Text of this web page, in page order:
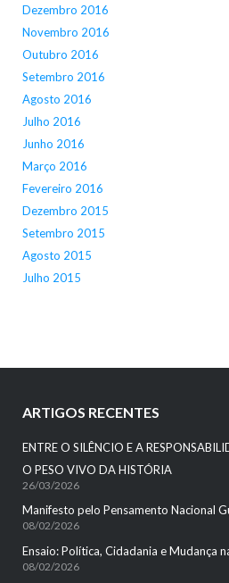
Dezembro 2016
Novembro 2016
Outubro 2016
Setembro 2016
Agosto 2016
Julho 2016
Junho 2016
Março 2016
Fevereiro 2016
Dezembro 2015
Setembro 2015
Agosto 2015
Julho 2015
ARTIGOS RECENTES
ENTRE O SILÊNCIO E A
O PESO VIVO DA HISTÓRIA
26/03/2026
Manifesto pelo Pensamento Nacional
08/02/2026
Ensaio: Política, Cidadania e Mudança
08/02/2026